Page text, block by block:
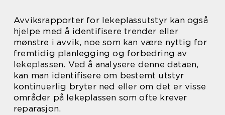
Avviksrapporter for lekeplassutstyr kan også
hjelpe med å identifisere trender eller
mønstre i avvik, noe som kan være nyttig for
fremtidig planlegging og forbedring av
lekeplassen. Ved å analysere denne dataen,
kan man identifisere om bestemt utstyr
kontinuerlig bryter ned eller om det er visse
områder på lekeplassen som ofte krever
reparasjon.